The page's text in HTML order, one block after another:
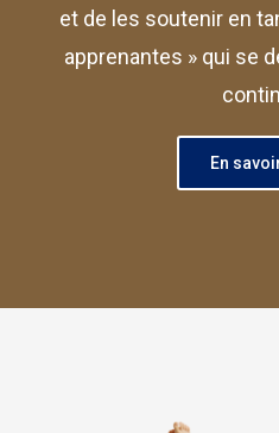
et de les soutenir en
apprenantes » qui se
En